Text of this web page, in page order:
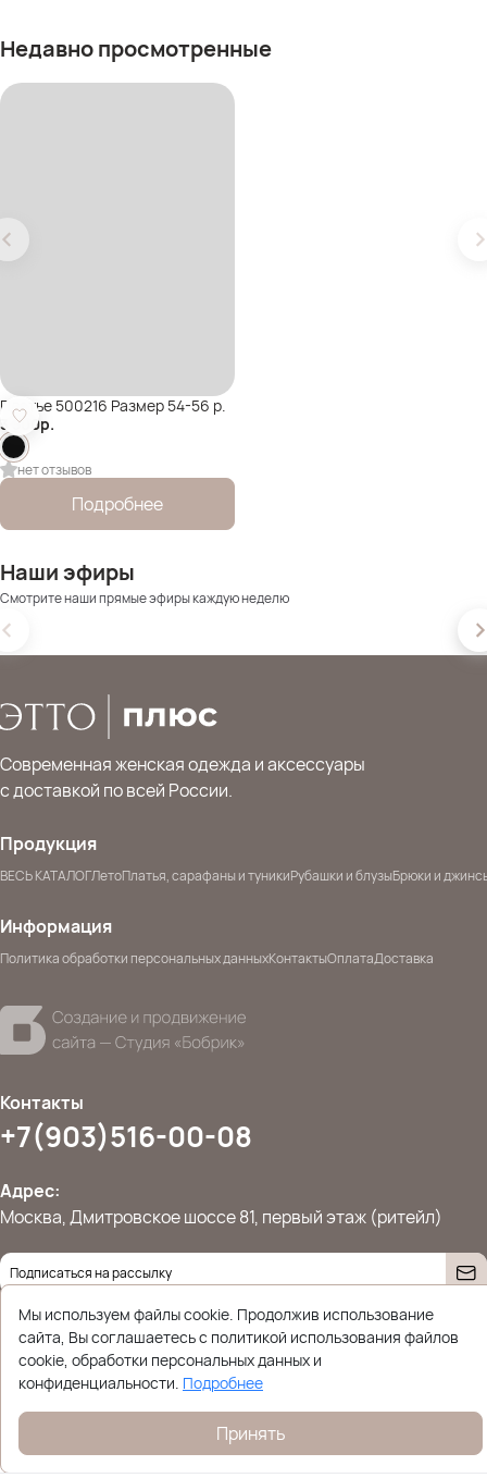
Недавно просмотренные
Платье 500216 Размер 54-56 р.
3 500р.
нет отзывов
Подробнее
Наши эфиры
Смотрите наши прямые эфиры каждую неделю
Современная женская одежда и аксессуары
с доставкой по всей России.
Продукция
ВЕСЬ КАТАЛОГЛетоПлатья, сарафаны и туникиРубашки и блузыБрюки и
Информация
Политика обработки персональных данныхКонтактыОплатаДоставка
Контакты
+7(903)516-00-08
Адрес:
Москва, Дмитровское шоссе 81, первый этаж (ритейл)
© 2026 Ettoplus.ru — Все права защищены.
Политика конфиденциальности
Мы используем файлы cookie. Продолжив использование
сайта, Вы соглашаетесь с политикой использования файлов
cookie, обработки персональных данных и
конфиденциальности. Подробнее
Принять